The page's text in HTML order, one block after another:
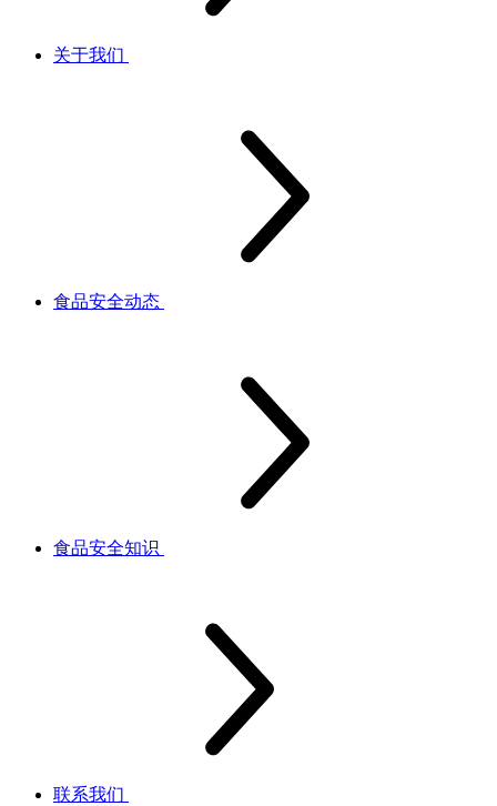
关于我们
食品安全动态
食品安全知识
联系我们